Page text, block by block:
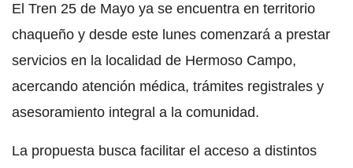
El Tren 25 de Mayo ya se encuentra en territorio
chaqueño y desde este lunes comenzará a prestar
servicios en la localidad de Hermoso Campo,
acercando atención médica, trámites registrales y
asesoramiento integral a la comunidad.
La propuesta busca facilitar el acceso a distintos